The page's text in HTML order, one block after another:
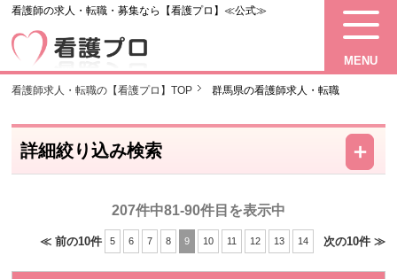
看護師の求人・転職・募集なら【看護プロ】≪公式≫
MENU
看護師求人・転職の【看護プロ】TOP 群馬県の看護師求人・転職
詳細絞り込み検索 －
＋
207件中81-90件目を表示中
≪ 前の10件 5 6 7 8 9 10 11 12 13 14 次の10件 ≫